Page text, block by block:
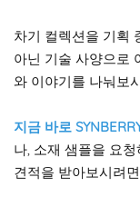
차기 컬렉션을 기획
아닌 기술 사양으로
와 이야기를 나눠보
지금 바로
나, 소재 샘플을 요
견적을 받아보시려